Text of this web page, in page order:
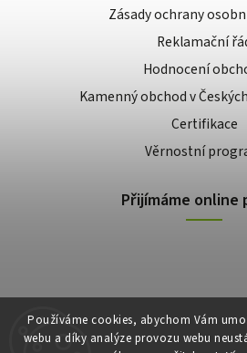
Používáme cookies, abychom Vám
webu a díky analýze provozu webu
Zásady ochrany
Reklamační
Hodnocení
Kamenný obchod v
Certifikace
Věrnostní
Přijímáme online